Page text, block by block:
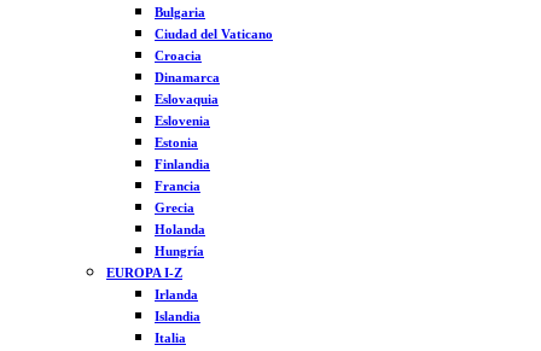
Bulgaria
Ciudad del Vaticano
Croacia
Dinamarca
Eslovaquia
Eslovenia
Estonia
Finlandia
Francia
Grecia
Holanda
Hungría
EUROPA I-Z
Irlanda
Islandia
Italia